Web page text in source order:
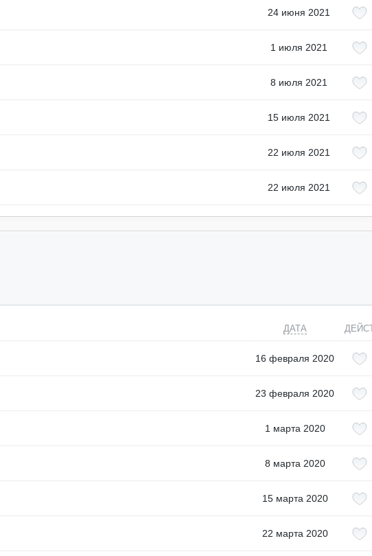
24 июня 2021
1 июля 2021
8 июля 2021
15 июля 2021
22 июля 2021
22 июля 2021
ДАТА
16 февраля 2020
23 февраля 2020
1 марта 2020
8 марта 2020
15 марта 2020
22 марта 2020